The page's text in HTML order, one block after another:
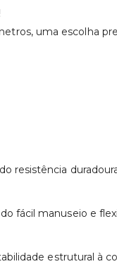
uma escolha
resistência
manuseio e
estrutural à